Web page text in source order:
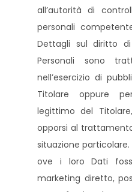
all’autorità di
personali
Dettagli sul diritto
Personali sono
nell’esercizio di
Titolare oppure
legittimo del
opporsi al
situazione
ove i loro Dati
marketing diretto,